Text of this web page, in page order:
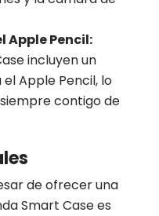
Pencil:
incluyen un
Apple Pencil, lo
contigo de
de ofrecer una
Smart Case es